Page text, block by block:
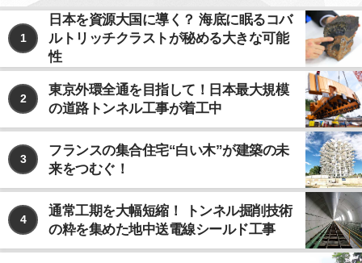
ません。
利用目的の遂行のため、個人情報の取り扱いを第
法令に基づく場合
なお、個人情報の取り扱いを第三者に委託する場合で
あっても、お客様の個人情報の安全管理が図れるよ
う、当社は当該委託先に対して、必要かつ適切な監督
を行います。
ご注意
当社が運営するインターネット上のwebサイトには、
外部へのリンクが含まれている場合があります。この
ような外部のwebサイトにおいてのお客様の個人情報
1
日本を資源大国に導く？ 海底に眠るコバ
ルトリッチクラストが秘める大きな可能
性
2
東京外環全通を目指して！日本最大規模
の道路トンネル工事が着工中
3
フランスの集合住宅“白い木”が建築の未
来をつむぐ！
4
通常工期を大幅短縮！ トンネル掘削技術
の粋を集めた地中送電線シールド工事